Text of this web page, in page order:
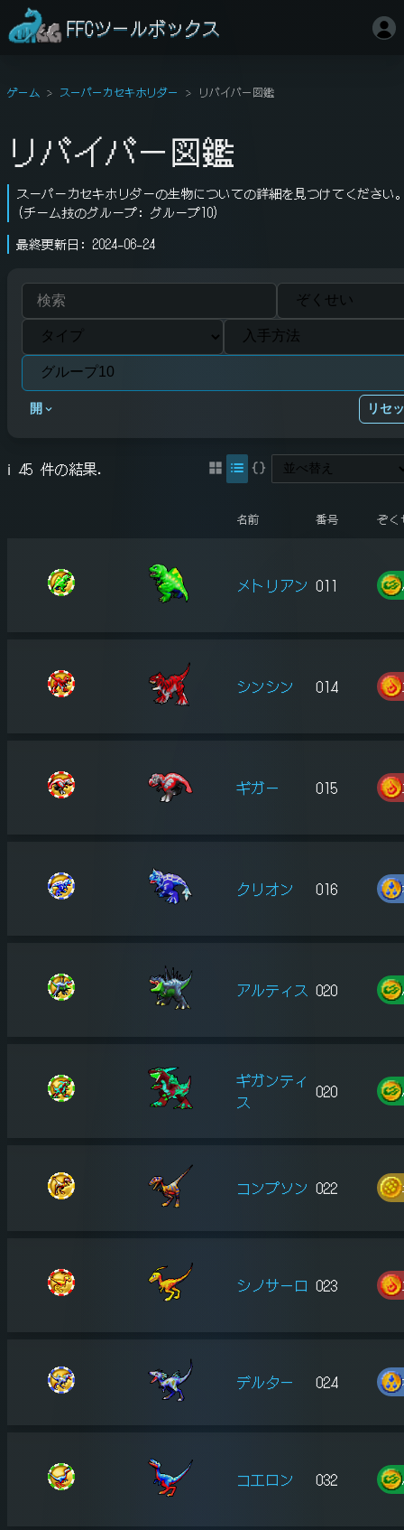
FFCツールボックス
ゲーム スーパーカセキホリダー リバイバー図鑑
リバイバー図鑑
スーパーカセキホリダーの生物についての詳細を見つけてください
(チーム技のグループ: グループ10)
最終更新日: 2024-06-24
開 リセ
ℹ️ 45 件の結果.
名前 番号 ぞく
メトリアン 011
シンシン 014
ギガー 015
クリオン 016
アルティス 020
ギガンティ
ス
020
コンプソン 022
シノサーロ 023
デルター 024
コエロン 032